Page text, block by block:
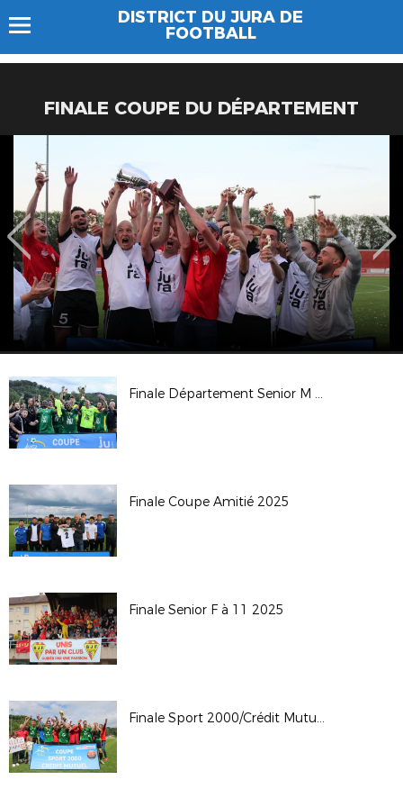
DISTRICT DU JURA DE
FOOTBALL
FINALE COUPE DU DÉPARTEMENT
Finale Département Senior M 2025
Finale Coupe Amitié 2025
Finale Senior F à 11 2025
Finale Sport 2000/Crédit Mutuel 2025